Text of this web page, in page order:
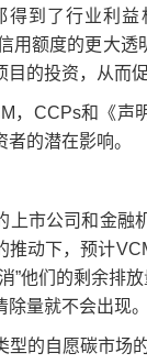
得到了行业利
用额度的更大
目的投资，从而
，CCPs和《声
的潜在影响。
上市公司和金融
推动下，预计
”他们的剩余排
量就不会出现。
型的自愿碳市场